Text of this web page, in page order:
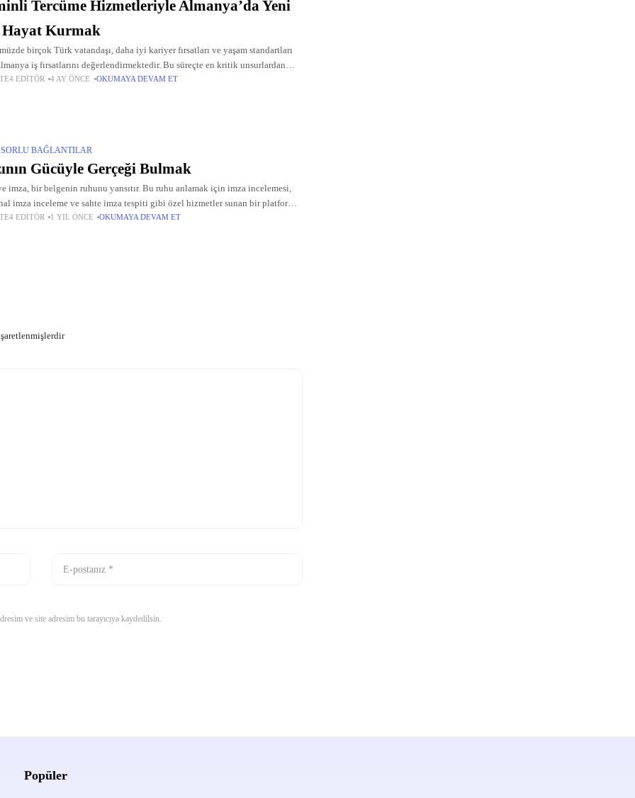
Tercüme Hizmetleriyle Almanya’da Yeni
Kurmak
birçok Türk vatandaşı, daha iyi kariyer fırsatları ve yaşam standartları
iş fırsatlarını değerlendirmektedir. Bu süreçte en kritik unsurlardan
belgelerin doğru ve kabul edilebilir şekilde hazırlanmasıdır.
EDITÖR 4 AY ÖNCE OKUMAYA DEVAM ET
BAĞLANTILAR
Gücüyle Gerçeği Bulmak
imza, bir belgenin ruhunu yansıtır. Bu ruhu anlamak için imza incelemesi,
imza inceleme ve sahte imza tespiti gibi özel hizmetler sunan bir platform,
fark yaratıyor. Bilimsel
EDITÖR 1 YIL ÖNCE OKUMAYA DEVAM ET
ve site adresim bu tarayıcıya kaydedilsin.
Popüler